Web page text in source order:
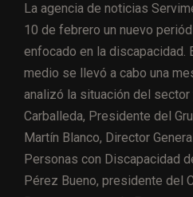
La agencia de noticias
10 de febrero un nuevo
enfocado en la discapacidad.
medio se llevó a cabo una
analizó la situación del sector
Carballeda, Presidente del
Martín Blanco, Director
Personas con Discapacidad
Pérez Bueno, presidente del